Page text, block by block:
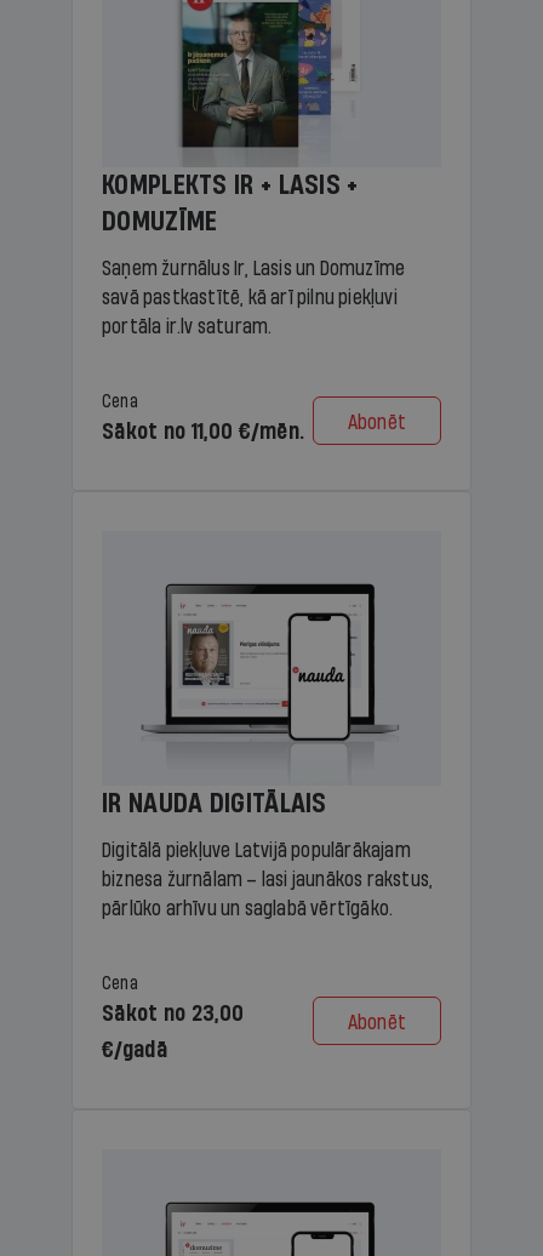
KOMPLEKTS IR + LASIS +
DOMUZĪME
Saņem žurnālus Ir, Lasis un Domuzīme
savā pastkastītē, kā arī pilnu piekļuvi
portāla ir.lv saturam.
Cena
Sākot no 11,00 €/mēn. Abonēt
IR NAUDA DIGITĀLAIS
Digitālā piekļuve Latvijā populārākajam
biznesa žurnālam – lasi jaunākos rakstus,
pārlūko arhīvu un saglabā vērtīgāko.
Cena
Sākot no 23,00
€/gadā
Abonēt